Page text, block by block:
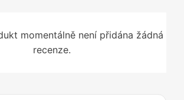
momentálně není přidána žádná
recenze.